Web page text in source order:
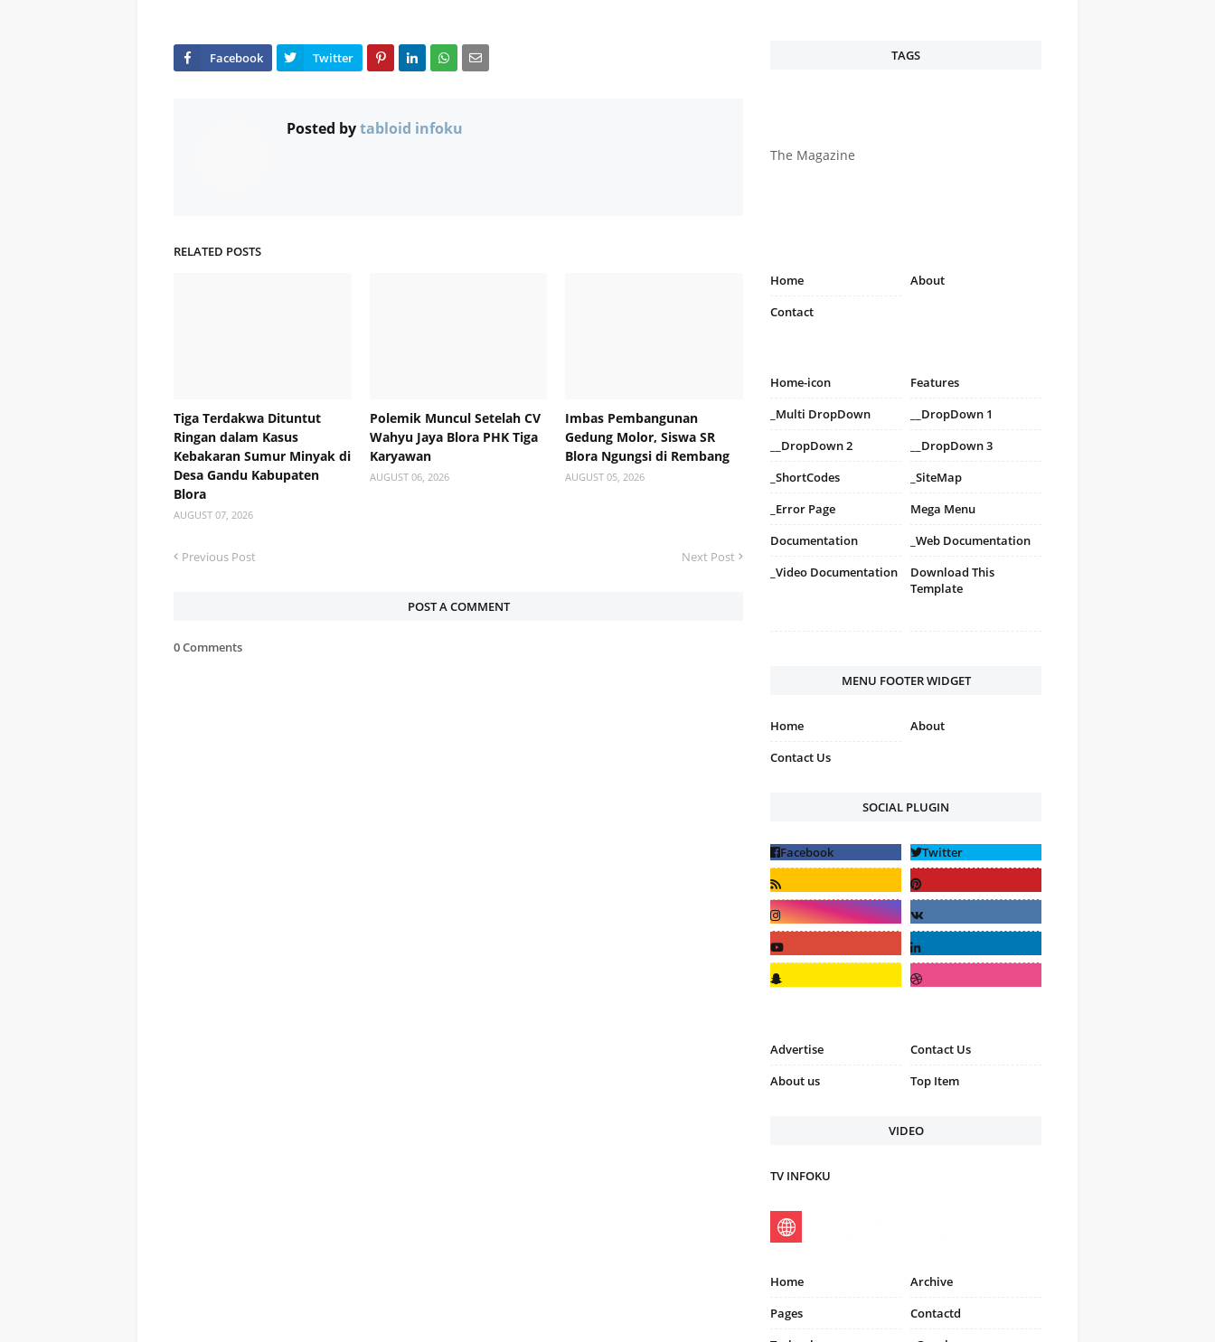
Posted bytabloid infoku
RELATED POSTS
Tiga Terdakwa Dituntut
Ringan dalam Kasus
Kebakaran Sumur Minyak di
Desa Gandu Kabupaten
Blora
AUGUST 07, 2026
Polemik Muncul Setelah CV
Wahyu Jaya Blora PHK Tiga
Karyawan
AUGUST 06, 2026
Imbas Pembangunan
Gedung Molor, Siswa SR
Blora Ngungsi di Rembang
AUGUST 05, 2026
Previous Post Next Post
POST A COMMENT
0 Comments
TAGS
The Magazine
Home
About
Contact
Home-icon
Features
_Multi DropDown
__DropDown 1
__DropDown 2
__DropDown 3
_ShortCodes
_SiteMap
_Error Page
Mega Menu
Documentation
_Web Documentation
_Video Documentation
Download This
Template
MENU FOOTER WIDGET
Home
About
Contact Us
SOCIAL PLUGIN
Advertise
Contact Us
About us
Top Item
VIDEO
TV INFOKU
Home
Archive
Pages
Contactd